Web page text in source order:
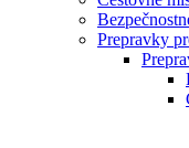
Prepravky